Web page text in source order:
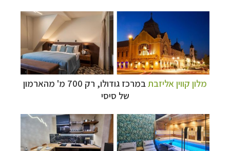
מלון קווין אליזבת
במרכז גודולו, רק 700 מ' מהארמון
של סיסי